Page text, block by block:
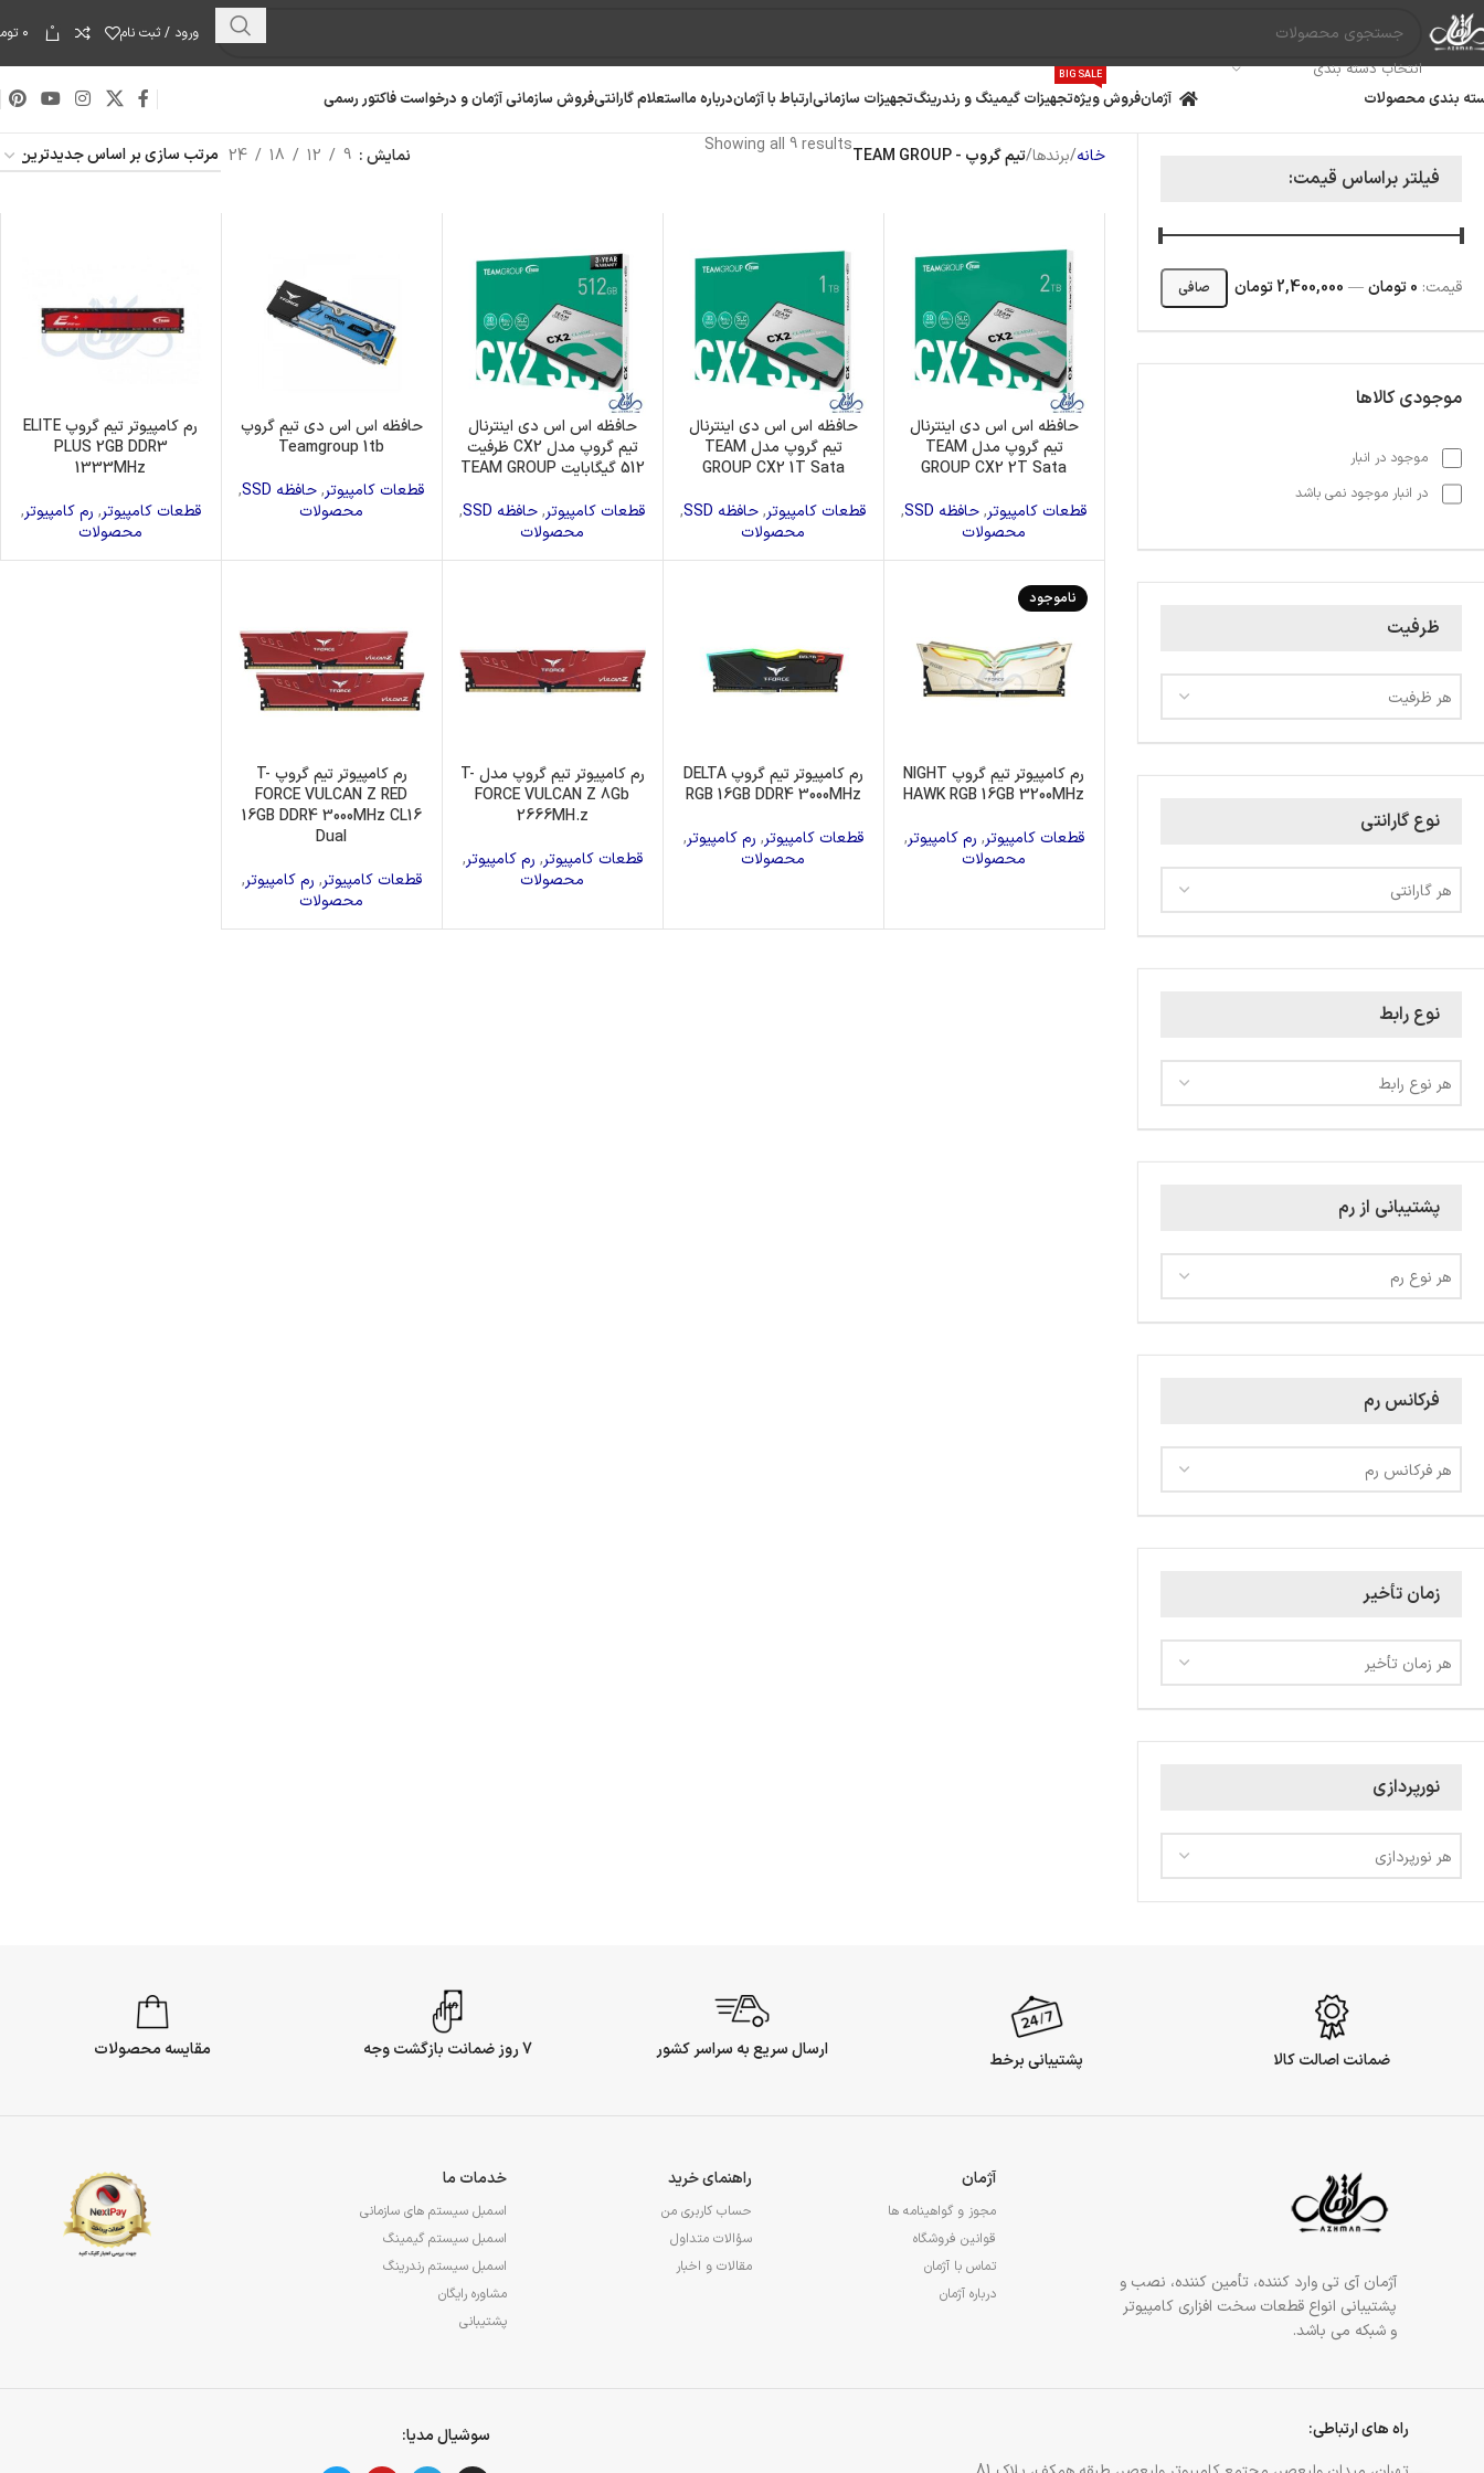
انتخاب دسته بندی
ورود / ثبت نام 0 ۰
بندی محصولات
مادربرد کارت گرافیک رم کامپیوتر حافظه SSD هارد دیسک
پاور کارت صدا مانیتور فن پردازنده درایونوری
آژمانفروش ویژه
BIG SALE
تجهیزات گیمینگ و رندرینگتجهیزات سازمانیارتباط با آژماندرباره مااستعلام گارانتیفروش سازمانی آژمان و درخواست فاکتور رسمی
فیلتر براساس قیمت:
صافی قيمت: 0 تومان — 2,400,000 تومان
موجودی کالاها
موجود در انبار
در انبار موجود نمی باشد
ظرفیت
هر ظرفیت
نوع گارانتی
هر گارانتی
نوع رابط
هر نوع رابط
پشتیبانی از رم
هر نوع رم
فرکانس رم
هر فرکانس رم
زمان تأخیر
هر زمان تأخیر
نورپردازی
هر نورپردازی
خانه برندها تیم گروپ - TEAM GROUP Showing all 9 results نمایش 9
12
18
24
حافظه اس اس دی اینترنال
تیم گروپ مدل TEAM
GROUP CX2 2T Sata
قطعات کامپیوتر,حافظه SSD
,
محصولات
حافظه اس اس دی اینترنال
تیم گروپ مدل TEAM
GROUP CX2 1T Sata
قطعات کامپیوتر,حافظه SSD
,
محصولات
حافظه اس اس دی اینترنال
تیم گروپ مدل CX2 ظرفیت
512 گیگابایت TEAM GROUP
قطعات کامپیوتر,حافظه SSD
,
محصولات
حافظه اس اس دی تیم گروپ
Teamgroup 1tb
قطعات کامپیوتر,حافظه SSD
,
محصولات
رم کامپیوتر تیم گروپ ELITE
PLUS 2GB DDR3
1333MHz
قطعات کامپیوتر, رم کامپیوتر,
محصولات
ناموجود
رم کامپیوتر تیم گروپ NIGHT
HAWK RGB 16GB 3200MHz
قطعات کامپیوتر, رم کامپیوتر,
محصولات
رم کامپیوتر تیم گروپ DELTA
RGB 16GB DDR4 3000MHz
قطعات کامپیوتر, رم کامپیوتر,
محصولات
رم کامپیوتر تیم گروپ مدل T-
FORCE VULCAN Z 8Gb
2666MH.z
قطعات کامپیوتر, رم کامپیوتر,
محصولات
رم کامپیوتر تیم گروپ T-
FORCE VULCAN Z RED
16GB DDR4 3000MHz CL16
Dual
قطعات کامپیوتر, رم کامپیوتر,
محصولات
ضمانت اصالت کالا پشتیبانی برخط ارسال سریع به سراسر کشور 7 روز ضمانت بازگشت وجه مقایسه محصولات
آژمان آی تی وارد کننده، تأمین کننده، نصب و
پشتیبانی انواع قطعات سخت افزاری کامپیوتر
و شبکه می باشد.
آژمان
مجوز و گواهینامه ها
قوانین فروشگاه
تماس با آژمان
درباره آژمان
راهنمای خرید
حساب کاربری من
سؤالات متداول
مقالات و اخبار
خدمات ما
اسمبل سیستم های سازمانی
اسمبل سیستم گیمینگ
اسمبل سیستم رندرینگ
مشاوره رایگان
پشتیبانی
راه های ارتباطی:
سوشیال مدیا: